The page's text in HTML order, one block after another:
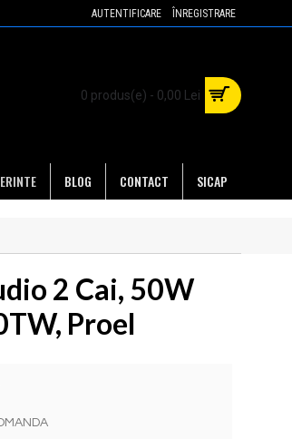
AUTENTIFICARE ÎNREGISTRARE
0 produs(e) - 0,00 Lei
SICAP
CONTACT
BLOG
2 Cai, 50W
Proel